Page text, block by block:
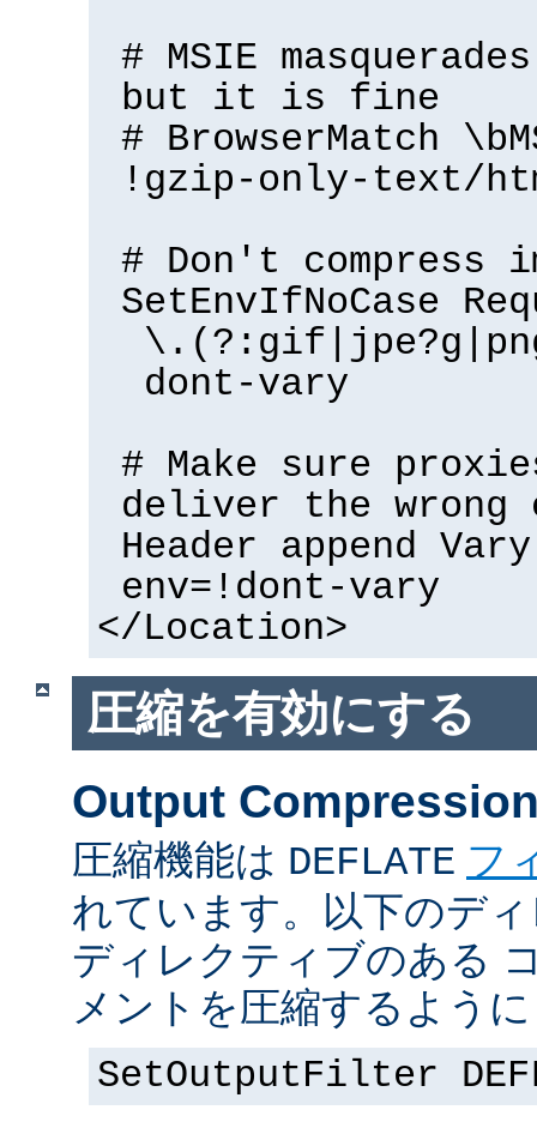
# MSIE
but it is fine
# BrowserMatch
!gzip-only-text/
# Don't compress
SetEnvIfNoCase
dont-vary
# Make sure
deliver the wrong
Header append
env=!dont-vary
</Location>
圧縮を有効にする
Output
圧縮機能は DEFLATE フ
れています。以下のデ
ディレクティブのある
メントを圧縮するよう
SetOutputFilter